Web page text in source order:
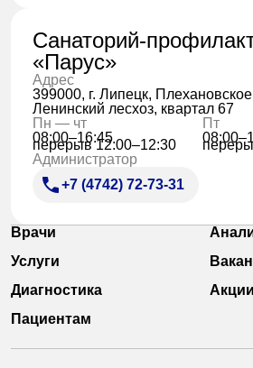
Санаторий-
«Парус»
Адрес
399000, г. Липецк,
Ленинский лесхоз, квартал 67
Пн — чт
08:00–16:45
перерыв 12:00–12:30
Пт
Администратор
+7 (4742) 72-73-31
Врачи
Услуги
Диагностика
Акции
Пациентам